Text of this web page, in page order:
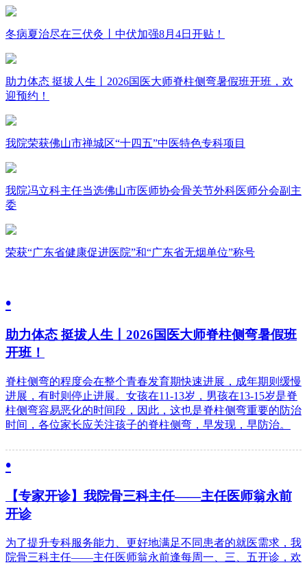
冬病夏治尽在三伏灸丨中伏加强8月4日开贴！
助力体态 挺拔人生丨2026国医大师脊柱侧弯暑假班开班，欢
迎预约！
我院荣获佛山市禅城区“十四五”中医特色专科项目
我院冯立科主任当选佛山市医师协会骨关节外科医师分会副主
委
荣获“广东省健康促进医院”和“广东省无烟单位”称号
•
助力体态 挺拔人生丨2026国医大师脊柱侧弯暑假班
开班！
脊柱侧弯的程度会在整个青春发育期快速进展，成年期则缓慢
进展，有时则停止进展。女孩在11-13岁，男孩在13-15岁是脊
柱侧弯容易恶化的时间段，因此，这也是脊柱侧弯重要的防治
时间，各位家长应关注孩子的脊柱侧弯，早发现，早防治。
•
【专家开诊】我院骨三科主任——主任医师翁永前
开诊
为了提升专科服务能力、更好地满足不同患者的就医需求，我
院骨三科主任——主任医师翁永前逢每周一、三、五开诊，欢